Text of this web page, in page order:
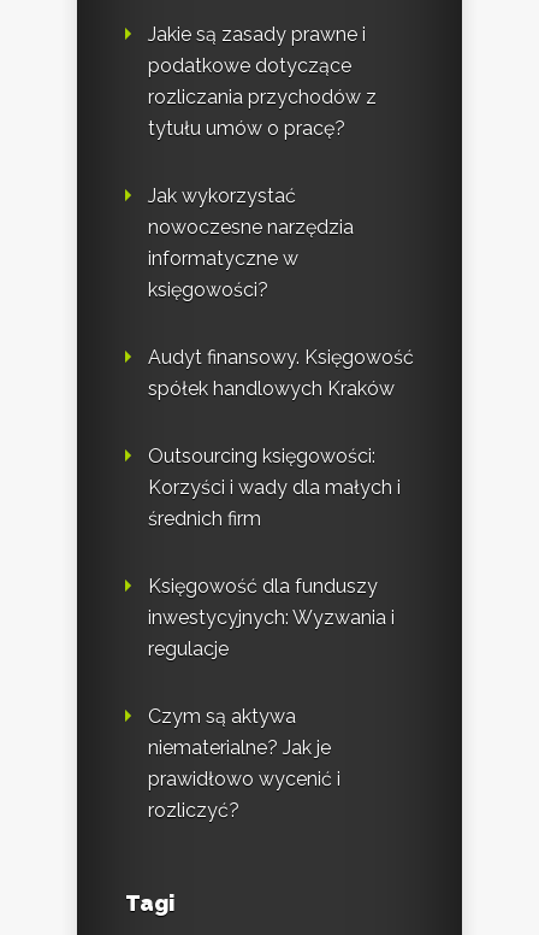
Jakie są zasady prawne i
podatkowe dotyczące
rozliczania przychodów z
tytułu umów o pracę?
Jak wykorzystać
nowoczesne narzędzia
informatyczne w
księgowości?
Audyt finansowy. Księgowość
spółek handlowych Kraków
Outsourcing księgowości:
Korzyści i wady dla małych i
średnich firm
Księgowość dla funduszy
inwestycyjnych: Wyzwania i
regulacje
Czym są aktywa
niematerialne? Jak je
prawidłowo wycenić i
rozliczyć?
Tagi